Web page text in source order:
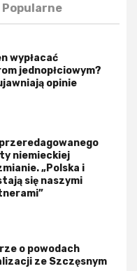
Popularne
wypłacać
jednopłciowym?
opinie
niemieckiej
„Polska i
się naszymi
o powodach
ze Szczęsnym